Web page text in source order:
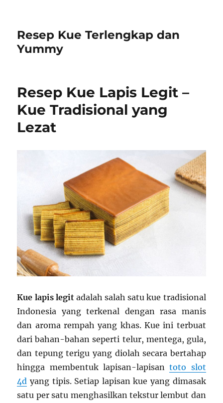
Resep Kue Terlengkap dan
Yummy
Resep Kue Lapis Legit –
Kue Tradisional yang
Lezat
Kue lapis legitadalah salah satu kue tradisional
Indonesia yang terkenal dengan rasa manis
dan aroma rempah yang khas. Kue ini terbuat
dari bahan-bahan seperti telur, mentega, gula,
dan tepung terigu yang diolah secara bertahap
hingga membentuk lapisan-lapisantoto slot
4d yang tipis. Setiap lapisan kue yang dimasak
satu per satu menghasilkan tekstur lembut dan